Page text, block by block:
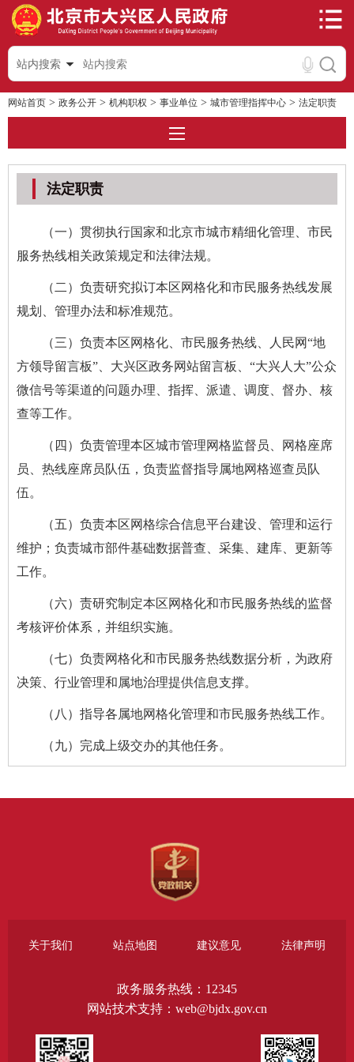
站内搜索
网站首页 > 政务公开 > 机构职权 > 事业单位 > 城市管理指挥中心 > 法定职责
法定职责
（一）贯彻执行国家和北京市城市精细化管理、市民
服务热线相关政策规定和法律法规。
（二）负责研究拟订本区网格化和市民服务热线发展
规划、管理办法和标准规范。
（三）负责本区网格化、市民服务热线、人民网“地
方领导留言板”、大兴区政务网站留言板、“大兴人大”公众
微信号等渠道的问题办理、指挥、派遣、调度、督办、核
查等工作。
（四）负责管理本区城市管理网格监督员、网格座席
员、热线座席员队伍，负责监督指导属地网格巡查员队
伍。
（五）负责本区网格综合信息平台建设、管理和运行
维护；负责城市部件基础数据普查、采集、建库、更新等
工作。
（六）责研究制定本区网格化和市民服务热线的监督
考核评价体系，并组织实施。
（七）负责网格化和市民服务热线数据分析，为政府
决策、行业管理和属地治理提供信息支撑。
（八）指导各属地网格化管理和市民服务热线工作。
（九）完成上级交办的其他任务。
关于我们 站点地图 建议意见 法律声明
政务服务热线：12345
网站技术支持：web@bjdx.gov.cn